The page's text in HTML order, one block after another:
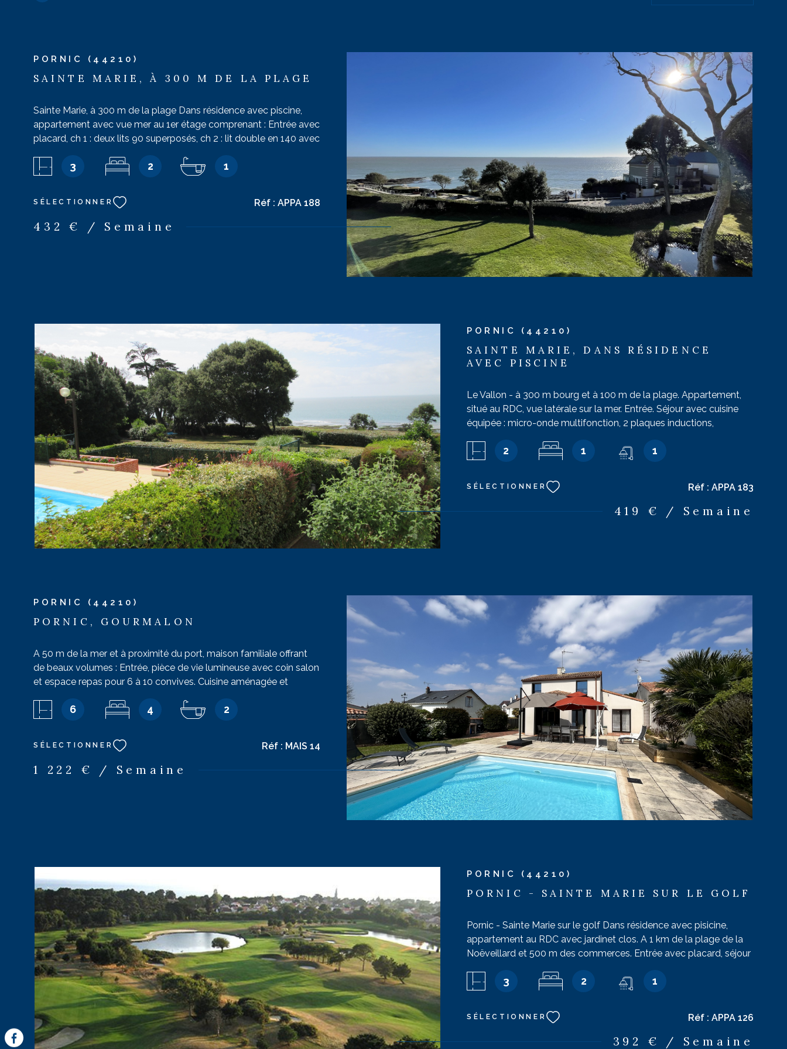
- +
44210 - Pornic RÉINITIALISER LES FILTRES
PORNIC (44210)
SAINTE MARIE, À 300 M DE LA PLAGE
Sainte Marie, à 300 m de la plage Dans résidence avec piscine,
appartement avec vue mer au 1er étage comprenant : Entrée avec
placard, ch 1 : deux lits 90 superposés, ch 2 : lit double en 140 avec
télévision, salle d'eau avec douche et vasque, wc. Pièce de vie
avec vue mer : coin cuisine : lave-linge, lave-vaisselle, réfrigérateur,
micro-onde grill. Canapé, télévision. Balcon avec table et chaises.
Capacité : 4 personnes. Animaux non admis. Place de
stationnement n°177
3 2 1
SÉLECTIONNER Réf : APPA 188
432 € / Semaine
VOIR LE BIEN
PORNIC (44210)
SAINTE MARIE, DANS RÉSIDENCE
AVEC PISCINE
Le Vallon - à 300 m bourg et à 100 m de la plage. Appartement,
situé au RDC, vue latérale sur la mer. Entrée. Séjour avec cuisine
équipée : micro-onde multifonction, 2 plaques inductions,
réfrigérateur, convertible, télévision. Chambre avec 1 lit de 140,
rangement. Salle de bains : baignoire, lavabo, sèche serviette. wc
séparé . Terrasse vue mer : table pour 4 convives. Place de parking
n° 175. Catégorie : Confortable. Capacité : 2 personnes / Maximum
4 Animaux non acceptés.
2 1 1
SÉLECTIONNER Réf : APPA 183
419 € / Semaine
VOIR LE BIEN
PORNIC (44210)
PORNIC, GOURMALON
A 50 m de la mer et à proximité du port, maison familiale offrant
de beaux volumes : Entrée, pièce de vie lumineuse avec coin salon
et espace repas pour 6 à 10 convives. Cuisine aménagée et
équipée : plaque de cuisson, hotte, petit réfrigérateur, lave-
vaisselle, petit four, petits électroménagers. Arrière-cuisine :
réfrigérateur, congélateur, micro-onde, lave-linge, douche pour les
retours de plage. Chambre 1 : un lit 160 électrique, télévision, accès
salle de bains : baignoire, lavabo. wc. A l'étage : palier avec canapé
clic-clac, chambre 2 : un lit 140, rangement. Chambre 3 : un lit 140,
rangement. Chambre 4 : 2 lits simples superposés, rangement.
6 4 2
SÉLECTIONNER Réf : MAIS 14
1 222 € / Semaine
VOIR LE BIEN
PORNIC (44210)
PORNIC - SAINTE MARIE SUR LE GOLF
Pornic - Sainte Marie sur le golf Dans résidence avec pisicine,
appartement au RDC avec jardinet clos. A 1 km de la plage de la
Noëveillard et 500 m des commerces. Entrée avec placard, séjour
: canapé convertible, télé écran plat. Table pour 6 convives. Coin
cuisine : Réfrigérateur, micro-onde multifonction, plaques
inductions, lave vaisselle, lave linge. Chambre 1 : 2 lits de 90 -
Chambre 2 : 1 lit de 140. Salle d'eau : douche, lavabo. Wc
indépendants. Terrasse avec salon de jardin. Accès à la piscine de
la résidence. Capacité agréable : 4 personnes. Catégorie
3 2 1
SÉLECTIONNER Réf : APPA 126
392 € / Semaine
VOIR LE BIEN